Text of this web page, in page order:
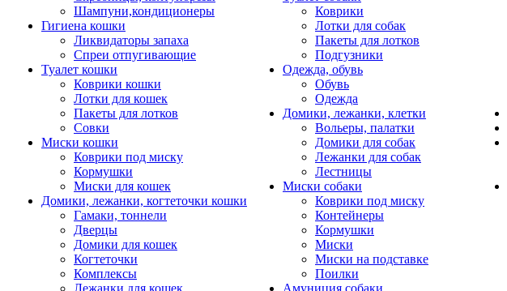
Шампуни,кондиционеры
Гигиена кошки
Ликвидаторы запаха
Спреи отпугивающие
Туалет кошки
Коврики кошки
Лотки для кошек
Пакеты для лотков
Совки
Миски кошки
Коврики под миску
Кормушки
Миски для кошек
Домики, лежанки, когтеточки кошки
Гамаки, тоннели
Дверцы
Домики для кошек
Когтеточки
Комплексы
Лежанки для кошек
Коврики
Лотки для собак
Пакеты для лотков
Подгузники
Одежда, обувь
Обувь
Одежда
Домики, лежанки, клетки
Вольеры, палатки
Домики для собак
Лежанки для собак
Лестницы
Миски собаки
Коврики под миску
Контейнеры
Кормушки
Миски
Миски на подставке
Поилки
Амуниция собаки